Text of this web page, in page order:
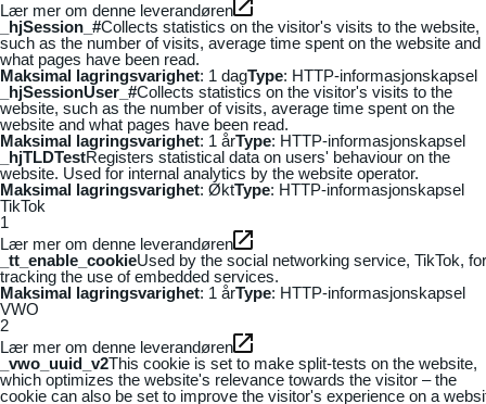
Lær mer om denne leverandøren
_hjSession_#Collects statistics on the visitor's visits to the website,
such as the number of visits, average time spent on the website and
what pages have been read.
Maksimal lagringsvarighet: 1 dagType: HTTP-informasjonskapsel
_hjSessionUser_#Collects statistics on the visitor's visits to the
website, such as the number of visits, average time spent on the
website and what pages have been read.
Maksimal lagringsvarighet: 1 årType: HTTP-informasjonskapsel
_hjTLDTestRegisters statistical data on users' behaviour on the
website. Used for internal analytics by the website operator.
Maksimal lagringsvarighet: ØktType: HTTP-informasjonskapsel
TikTok
1
Lær mer om denne leverandøren
_tt_enable_cookieUsed by the social networking service, TikTok, for
tracking the use of embedded services.
Maksimal lagringsvarighet: 1 årType: HTTP-informasjonskapsel
VWO
2
Lær mer om denne leverandøren
_vwo_uuid_v2This cookie is set to make split-tests on the website,
which optimizes the website's relevance towards the visitor – the
cookie can also be set to improve the visitor's experience on a